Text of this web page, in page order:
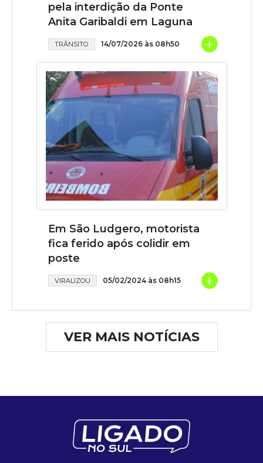
pela interdição da Ponte
Anita Garibaldi em Laguna
TRÂNSITO 14/07/2026 às 08h50 +
Em São Ludgero, motorista
fica ferido após colidir em
poste
VIRALIZOU 05/02/2024 às 08h15 +
VER MAIS NOTÍCIAS